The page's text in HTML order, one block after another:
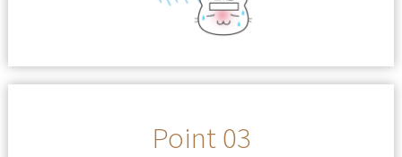
Point 03